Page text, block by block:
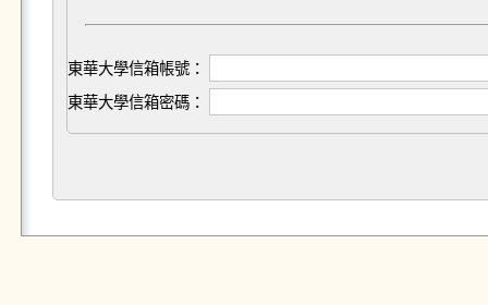
東華大學信箱帳號：
東華大學信箱密碼：